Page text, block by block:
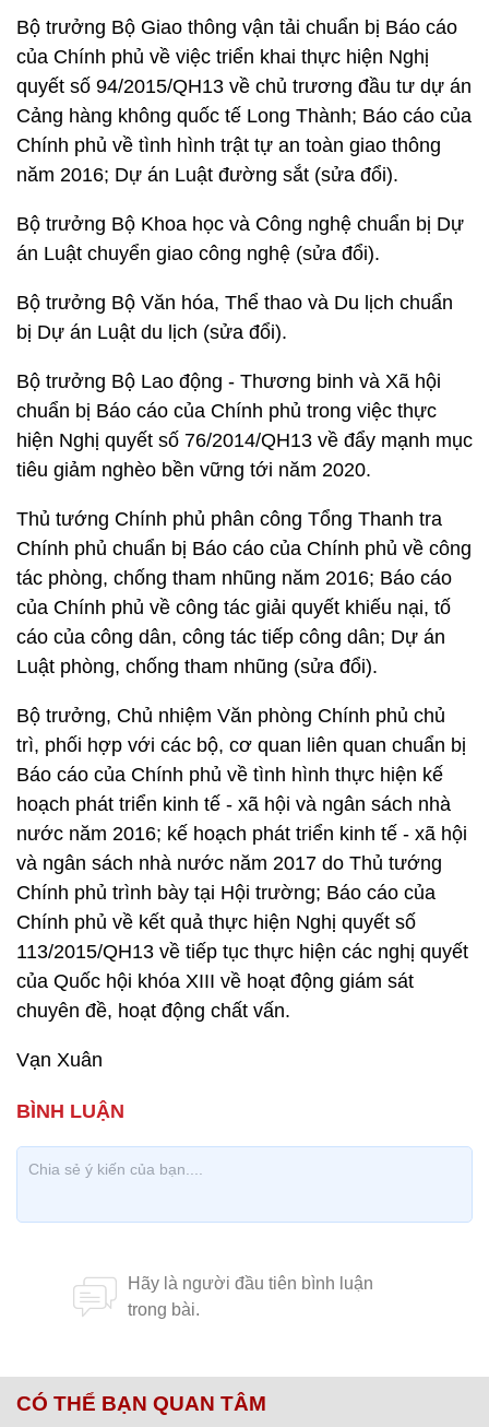
Bộ trưởng Bộ Giao thông vận tải chuẩn bị Báo cáo
của Chính phủ về việc triển khai thực hiện Nghị
quyết số 94/2015/QH13 về chủ trương đầu tư dự án
Cảng hàng không quốc tế Long Thành; Báo cáo của
Chính phủ về tình hình trật tự an toàn giao thông
năm 2016; Dự án Luật đường sắt (sửa đổi).
Bộ trưởng Bộ Khoa học và Công nghệ chuẩn bị Dự
án Luật chuyển giao công nghệ (sửa đổi).
Bộ trưởng Bộ Văn hóa, Thể thao và Du lịch chuẩn
bị Dự án Luật du lịch (sửa đổi).
Bộ trưởng Bộ Lao động - Thương binh và Xã hội
chuẩn bị Báo cáo của Chính phủ trong việc thực
hiện Nghị quyết số 76/2014/QH13 về đẩy mạnh mục
tiêu giảm nghèo bền vững tới năm 2020.
Thủ tướng Chính phủ phân công Tổng Thanh tra
Chính phủ chuẩn bị Báo cáo của Chính phủ về công
tác phòng, chống tham nhũng năm 2016; Báo cáo
của Chính phủ về công tác giải quyết khiếu nại, tố
cáo của công dân, công tác tiếp công dân; Dự án
Luật phòng, chống tham nhũng (sửa đổi).
Bộ trưởng, Chủ nhiệm Văn phòng Chính phủ chủ
trì, phối hợp với các bộ, cơ quan liên quan chuẩn bị
Báo cáo của Chính phủ về tình hình thực hiện kế
hoạch phát triển kinh tế - xã hội và ngân sách nhà
nước năm 2016; kế hoạch phát triển kinh tế - xã hội
và ngân sách nhà nước năm 2017 do Thủ tướng
Chính phủ trình bày tại Hội trường; Báo cáo của
Chính phủ về kết quả thực hiện Nghị quyết số
113/2015/QH13 về tiếp tục thực hiện các nghị quyết
của Quốc hội khóa XIII về hoạt động giám sát
chuyên đề, hoạt động chất vấn.
Vạn Xuân
CÓ THỂ BẠN QUAN TÂM